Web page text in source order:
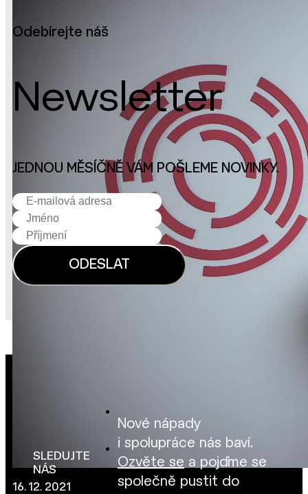
16. 12. 2021
Odebírejte náš
Newsletter
JEDNOU MĚSÍČNĚ VÁM POŠLEME NOVINKY.
SLEDUJTE
NÁS
Nové nápady
i spolupráce nás baví.
Ozvěte se a pojďme se
společně pustit do